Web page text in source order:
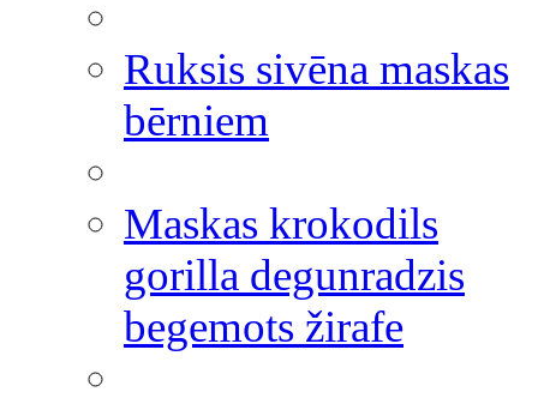
Ruksis sivēna maskas
bērniem
Maskas krokodils
gorilla degunradzis
begemots žirafe